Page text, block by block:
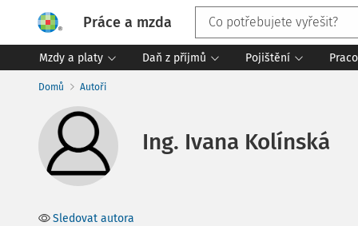
Práce a mzda
Mzdy a platy Daň z příjmů Pojištění
Domů Autoři
Ing. Ivana Kolínská
Sledovat autora